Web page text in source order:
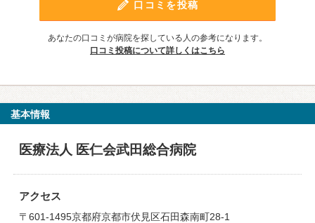
口コミを投稿
あなたの口コミが病院を探している人の参考になります。
口コミ投稿について詳しくはこちら
基本情報
医療法人 医仁会武田総合病院
アクセス
〒601-1495京都府京都市伏見区石田森南町28-1